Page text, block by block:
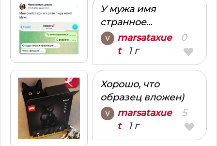
У мужа имя
странное...
marsataxue
t1 г
0
Хорошо, что
образец вложен)
marsataxue
t1 г
5